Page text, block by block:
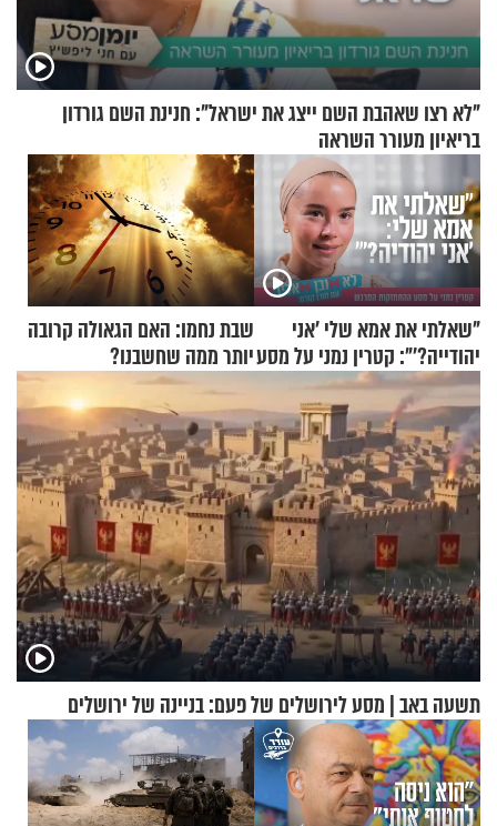
"לא רצו שאהבת השם ייצג את ישראל": חנינת השם גורדון
בריאיון מעורר השראה
"שאלתי את אמא שלי 'אני
יהודייה?'": קטרין נמני על מסע
ההתחזקות המרגש
שבת נחמו: האם הגאולה קרובה
יותר ממה שחשבנו?
תשעה באב | מסע לירושלים של פעם: בניינה של ירושלים